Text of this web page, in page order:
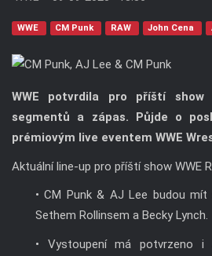
WWE CM Punk RAW John Cena
WWE potvrdila pro příští show
segmentů a zápas. Půjde o
prémiovým live eventem WWE
Aktuální line-up pro příští show WWE
• CM Punk & AJ Lee budou
Sethem Rollinsem a Becky Lynch.
• Vystoupení má potvrzeno i